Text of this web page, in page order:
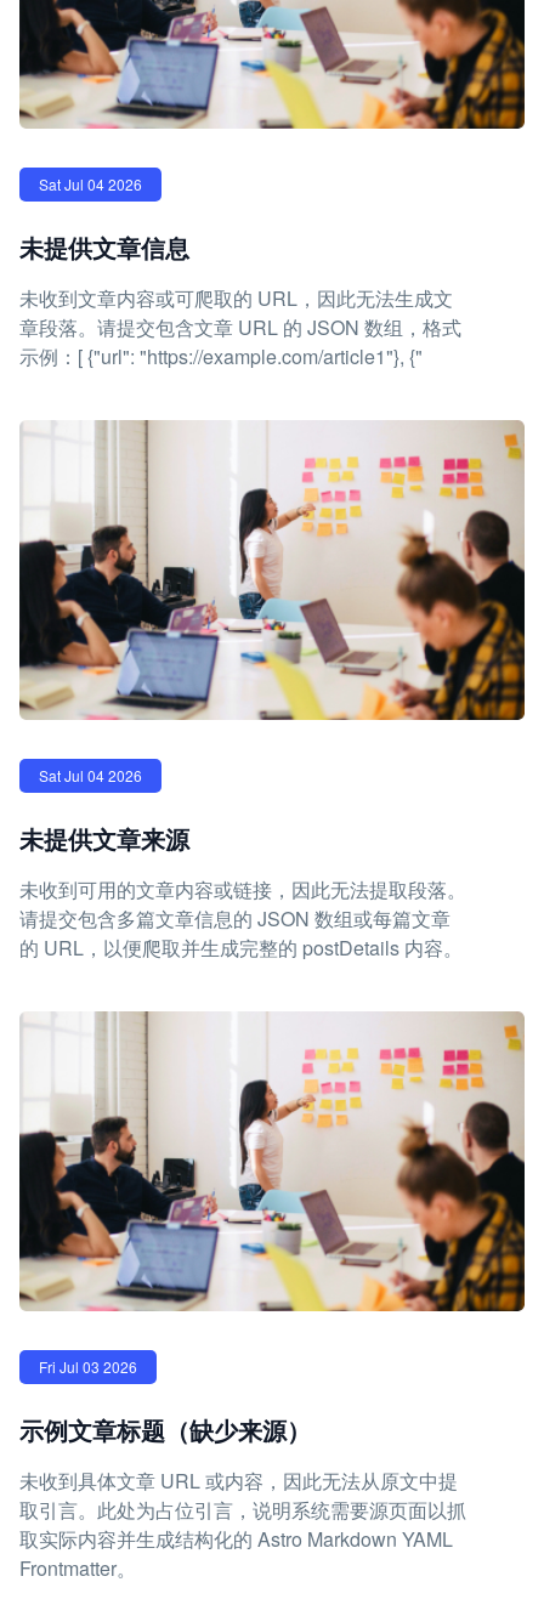
Sat Jul 04 2026
未提供文章信息
未收到文章内容或可爬取的 URL，因此无法生成文
章段落。请提交包含文章 URL 的 JSON 数组，格式
示例：[ {"url": "https://example.com/article1"}, {"
Sat Jul 04 2026
未提供文章来源
未收到可用的文章内容或链接，因此无法提取段落。
请提交包含多篇文章信息的 JSON 数组或每篇文章
的 URL，以便爬取并生成完整的 postDetails 内容。
Fri Jul 03 2026
示例文章标题（缺少来源）
未收到具体文章 URL 或内容，因此无法从原文中提
取引言。此处为占位引言，说明系统需要源页面以抓
取实际内容并生成结构化的 Astro Markdown YAML
Frontmatter。